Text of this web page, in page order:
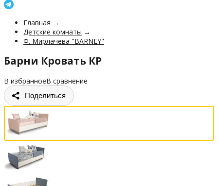
Главная →
Детские комнаты →
Ф. Мирлачева "BARNEY"
Барни Кровать КР
В избранноеВ сравнение
Поделиться